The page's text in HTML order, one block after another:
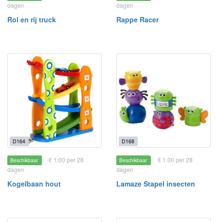
dagen
Rol en rij truck
dagen
Rappe Racer
D164
Beschikbaar
€ 1.00 per 28
dagen
Kogelbaan hout
D168
Beschikbaar
€ 1.00 per 28
dagen
Lamaze Stapel insecten